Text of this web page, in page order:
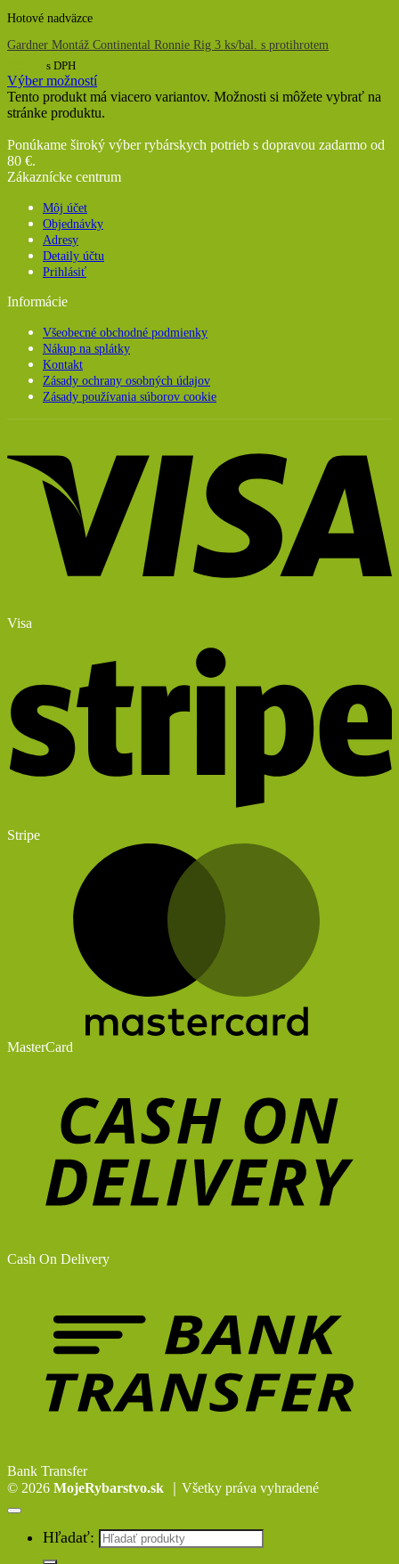
Hotové nadväzce
Gardner Montáž Continental Ronnie Rig 3 ks/bal. s protihrotem
s DPH
Výber možností
Tento produkt má viacero variantov. Možnosti si môžete vybrať na
stránke produktu.
Ponúkame široký výber rybárskych potrieb s dopravou zadarmo od
80 €.
Zákaznícke centrum
Môj účet
Objednávky
Adresy
Detaily účtu
Prihlásiť
Informácie
Všeobecné obchodné podmienky
Nákup na splátky
Kontakt
Zásady ochrany osobných údajov
Zásady používania súborov cookie
Visa
Stripe
MasterCard
Cash On Delivery
Bank Transfer
© 2026 MojeRybarstvo.sk ｜Všetky práva vyhradené
Hľadať: